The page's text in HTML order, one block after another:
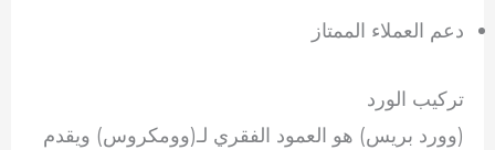
دعم العملاء الممتاز
تركيب الورد
(وورد بريس) هو العمود الفقري لـ(وومكروس) ويقدم